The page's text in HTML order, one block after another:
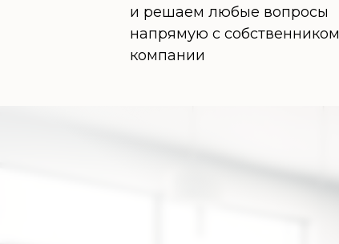
и решаем любые вопросы
напрямую с собственником
компании